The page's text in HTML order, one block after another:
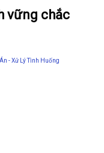
vững chắc
- Xử Lý Tình Huống